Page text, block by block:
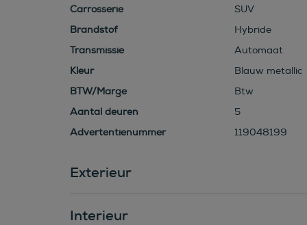
Carrosserie
SUV
Brandstof
Hybride
Transmissie
Automaat
Kleur
Blauw metallic
BTW/Marge
Btw
Aantal deuren
5
Advertentienummer
119048199
Exterieur
Interieur